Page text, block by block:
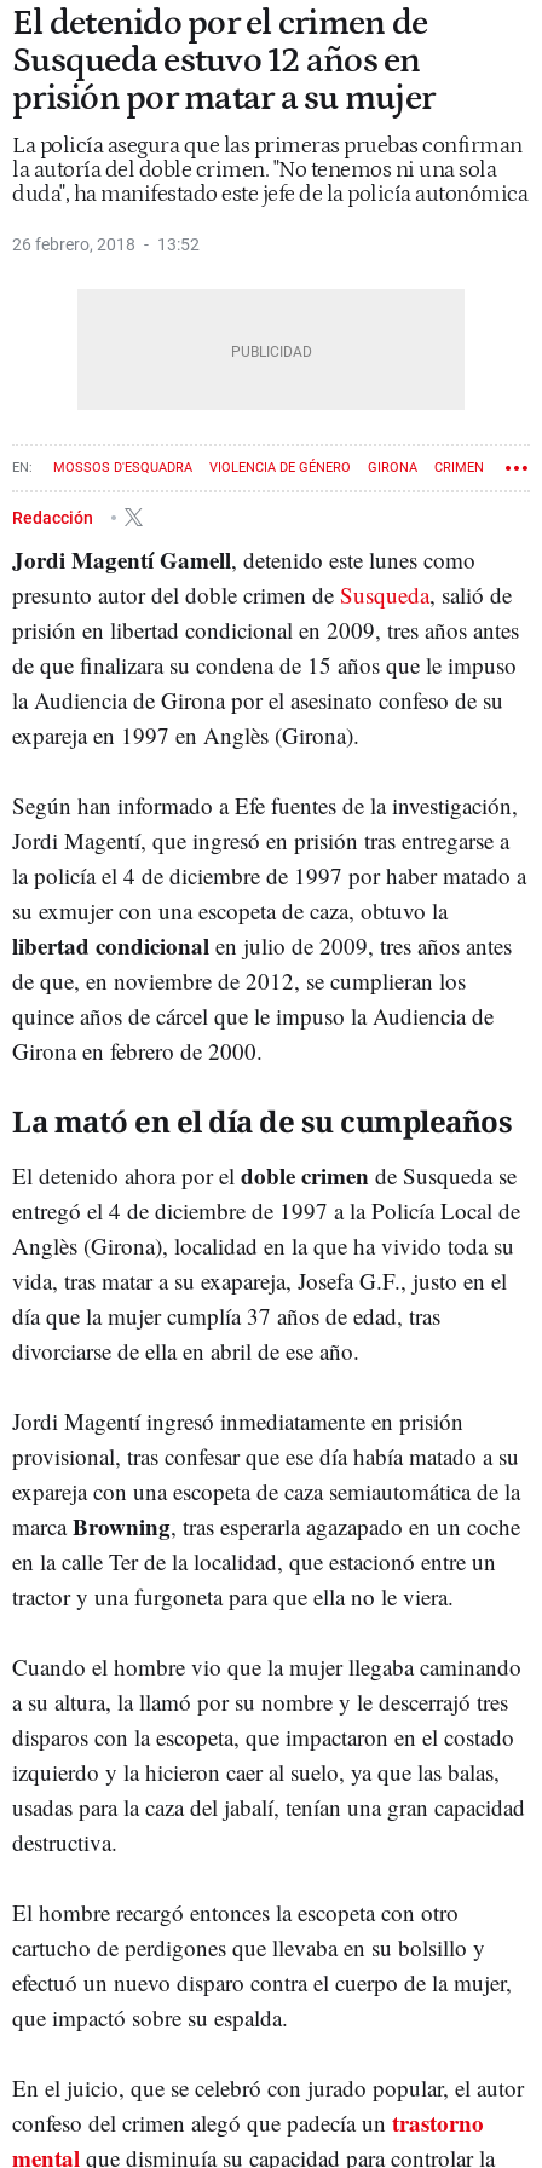
El detenido por el crimen de
Susqueda estuvo 12 años en
prisión por matar a su mujer
La policía asegura que las primeras pruebas confirman
la autoría del doble crimen. "No tenemos ni una sola
duda", ha manifestado este jefe de la policía autonómica
26 febrero, 2018 13:52
MOSSOS D'ESQUADRA VIOLENCIA DE GÉNERO GIRONA CRIMEN
SUSQUEDA
Redacción
Jordi Magentí Gamell, detenido este lunes como
presunto autor del doble crimen de Susqueda, salió de
prisión en libertad condicional en 2009, tres años antes
de que finalizara su condena de 15 años que le impuso
la Audiencia de Girona por el asesinato confeso de su
expareja en 1997 en Anglès (Girona).
Según han informado a Efe fuentes de la investigación,
Jordi Magentí, que ingresó en prisión tras entregarse a
la policía el 4 de diciembre de 1997 por haber matado a
su exmujer con una escopeta de caza, obtuvo la
libertad condicional en julio de 2009, tres años antes
de que, en noviembre de 2012, se cumplieran los
quince años de cárcel que le impuso la Audiencia de
Girona en febrero de 2000.
La mató en el día de su cumpleaños
El detenido ahora por el doble crimen de Susqueda se
entregó el 4 de diciembre de 1997 a la Policía Local de
Anglès (Girona), localidad en la que ha vivido toda su
vida, tras matar a su exapareja, Josefa G.F., justo en el
día que la mujer cumplía 37 años de edad, tras
divorciarse de ella en abril de ese año.
Jordi Magentí ingresó inmediatamente en prisión
provisional, tras confesar que ese día había matado a su
expareja con una escopeta de caza semiautomática de la
marcaBrowning, tras esperarla agazapado en un coche
en la calle Ter de la localidad, que estacionó entre un
tractor y una furgoneta para que ella no le viera.
Cuando el hombre vio que la mujer llegaba caminando
a su altura, la llamó por su nombre y le descerrajó tres
disparos con la escopeta, que impactaron en el costado
izquierdo y la hicieron caer al suelo, ya que las balas,
usadas para la caza del jabalí, tenían una gran capacidad
destructiva.
El hombre recargó entonces la escopeta con otro
cartucho de perdigones que llevaba en su bolsillo y
efectuó un nuevo disparo contra el cuerpo de la mujer,
que impactó sobre su espalda.
En el juicio, que se celebró con jurado popular, el autor
confeso del crimen alegó que padecía un trastorno
mental que disminuía su capacidad para controlar la